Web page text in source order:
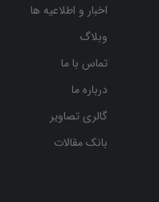
اخبار و اطلاعیه ها
وبلاگ
تماس با ما
درباره ما
گالری تصاویر
بانک مقالات